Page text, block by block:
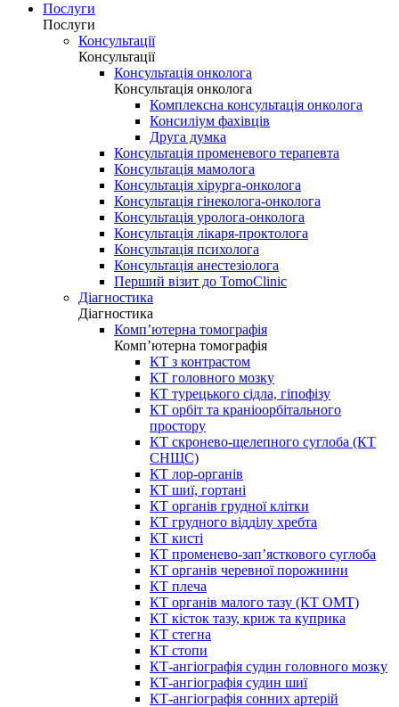
Послуги
Послуги
Консультації
Консультації
Консультація онколога
Консультація онколога
Комплексна консультація онколога
Консиліум фахівців
Друга думка
Консультація променевого терапевта
Консультація мамолога
Консультація хірурга-онколога
Консультація гінеколога-онколога
Консультація уролога-онколога
Консультація лікаря-проктолога
Консультація психолога
Консультація анестезіолога
Перший візит до TomoClinic
Діагностика
Діагностика
Комп’ютерна томографія
Комп’ютерна томографія
КТ з контрастом
КТ головного мозку
КТ турецького сідла, гіпофізу
КТ орбіт та краніоорбітального
простору
КТ скронево-щелепного суглоба (КТ
СНЩС)
КТ лор-органів
КТ шиї, гортані
КТ органів грудної клітки
КТ грудного відділу хребта
КТ кисті
КТ променево-зап’ясткового суглоба
КТ органів черевної порожнини
КТ плеча
КТ органів малого тазу (КТ ОМТ)
КТ кісток тазу, криж та куприка
КТ стегна
КТ стопи
КТ-ангіографія судин головного мозку
КТ-ангіографія судин шиї
КТ-ангіографія сонних артерій